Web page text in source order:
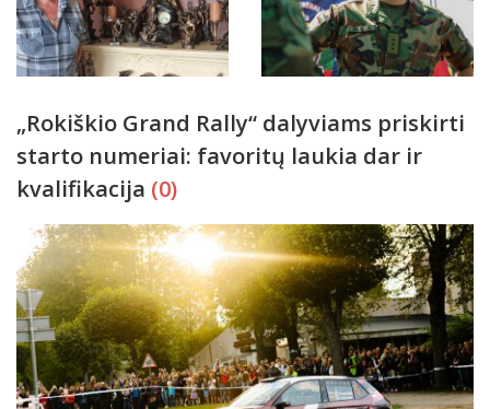
„Rokiškio Grand Rally“ dalyviams priskirti
starto numeriai: favoritų laukia dar ir
kvalifikacija (0)